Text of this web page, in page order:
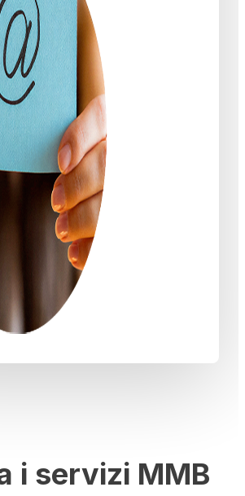
i servizi MMB